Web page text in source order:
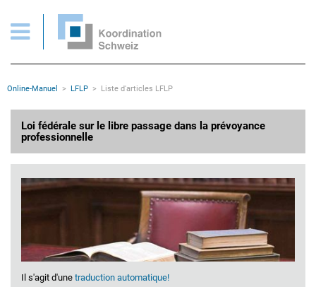
Pages importantes
Page d'accueil
Contenu
Plan du site
Rootline
Online-Manuel LFLP Liste d'articles LFLP
Loi fédérale sur le libre passage dans la prévoyance
professionnelle
Il s'agit d'une traduction automatique!